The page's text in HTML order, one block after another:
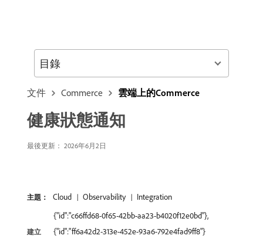
文件 Commerce 雲端上的Commerce
健康狀態通知
最後更新： 2026年6月2日
主題： Cloud Observability Integration
建立
{"id":"c66ffd68-0f65-42bb-aa23-b4020f12e0bd"},
{"id":"ff6a42d2-313e-452e-93a6-792e4fad9ff8"}
目錄